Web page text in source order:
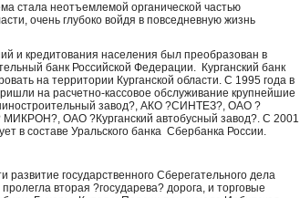
стала неотъемлемой органической частью
очень глубоко войдя в повседневную жизнь
и кредитования населения был преобразован в
банк Российской Федерации. Курганский банк
на территории Курганской области. C 1995 года в
на расчетно-кассовое обслуживание крупнейшие
завод?, АКО ?СИНТЕЗ?, ОАО ?
ОАО ?Курганский автобусный завод?. С 2001
в составе Уральского банка Сбербанка России.
развитие государственного Сберегательного дела
вторая ?государева? дорога, и торговые